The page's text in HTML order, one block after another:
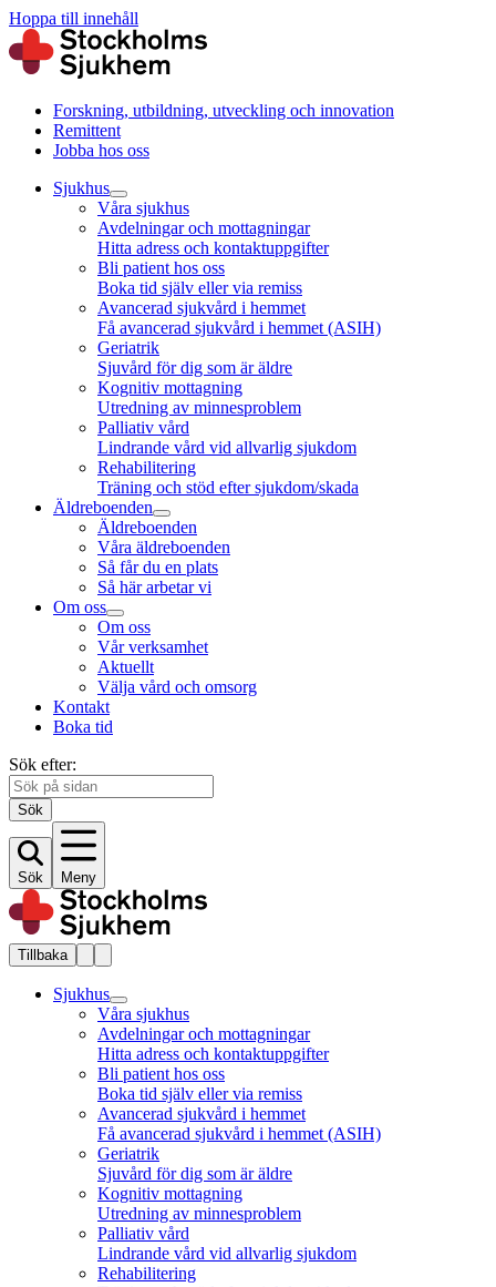
Hoppa till innehåll
Forskning, utbildning, utveckling och innovation
Remittent
Jobba hos oss
Sjukhus
Våra sjukhus
Avdelningar och mottagningar
Hitta adress och kontaktuppgifter
Bli patient hos oss
Boka tid själv eller via remiss
Avancerad sjukvård i hemmet
Få avancerad sjukvård i hemmet (ASIH)
Geriatrik
Sjuvård för dig som är äldre
Kognitiv mottagning
Utredning av minnesproblem
Palliativ vård
Lindrande vård vid allvarlig sjukdom
Rehabilitering
Träning och stöd efter sjukdom/skada
Äldreboenden
Äldreboenden
Våra äldreboenden
Så får du en plats
Så här arbetar vi
Om oss
Om oss
Vår verksamhet
Aktuellt
Välja vård och omsorg
Kontakt
Boka tid
Sök efter:
Sök
Sök Meny
Tillbaka
Sjukhus
Våra sjukhus
Avdelningar och mottagningar
Hitta adress och kontaktuppgifter
Bli patient hos oss
Boka tid själv eller via remiss
Avancerad sjukvård i hemmet
Få avancerad sjukvård i hemmet (ASIH)
Geriatrik
Sjuvård för dig som är äldre
Kognitiv mottagning
Utredning av minnesproblem
Palliativ vård
Lindrande vård vid allvarlig sjukdom
Rehabilitering